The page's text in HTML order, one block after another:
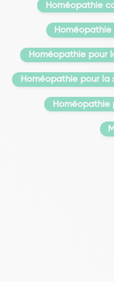
Homéopathie
Homéopathie pour
Homéopathie pour
Homéopathie